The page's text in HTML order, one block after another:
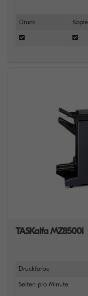
Druck Kopie
TASKalfa MZ8500i
Druckfarbe
Seiten pro Minute